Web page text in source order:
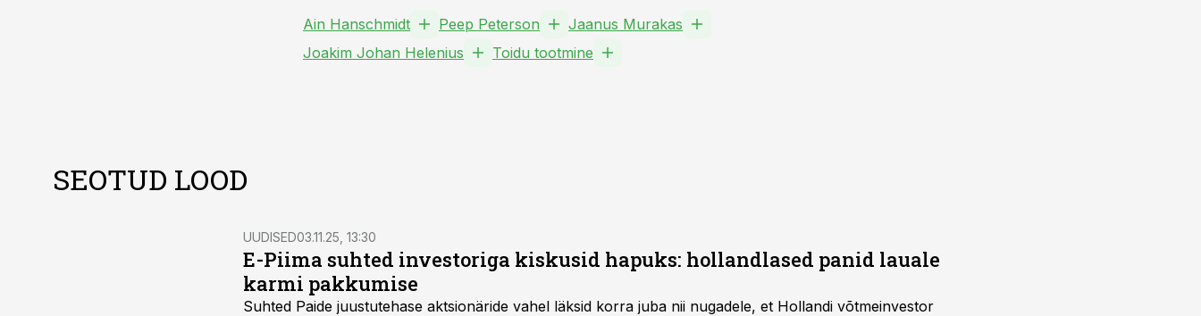
Ain Hanschmidt Peep Peterson
Jaanus Murakas
Joakim Johan Helenius
Toidu tootmine
SEOTUD LOOD
UUDISED03.11.25, 13:30
E-Piima suhted investoriga kiskusid hapuks: hollandlased panid lauale
karmi pakkumise
Suhted Paide juustutehase aktsionäride vahel läksid korra juba nii nugadele, et Hollandi võtmeinvestor